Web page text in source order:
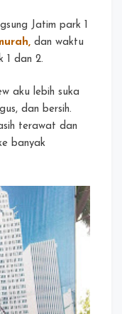
Jatim park 1
dan waktu
1 dan 2.
aku lebih suka
dan bersih.
terawat dan
banyak